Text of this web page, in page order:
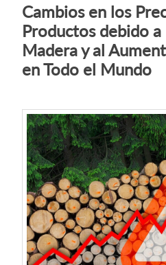
Cambios en los
Productos debido a
Madera y al
en Todo el Mundo